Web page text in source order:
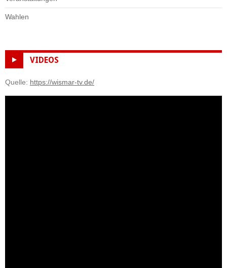
Wahlen
VIDEOS
Quelle: https://wismar-tv.de/